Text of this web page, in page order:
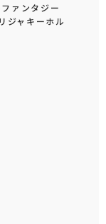
ァンタジー
ャキーホル